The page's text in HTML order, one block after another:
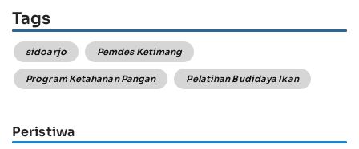
Tags
sidoarjo Pemdes Ketimang
Program Ketahanan Pangan Pelatihan Budidaya Ikan
Peristiwa